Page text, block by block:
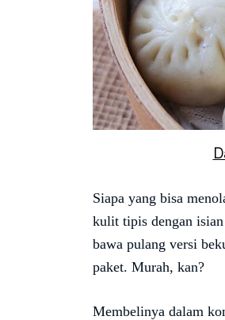
Siapa yang bisa
kulit tipis dengan
bawa pulang versi
paket. Murah, kan?
Membelinya dalam